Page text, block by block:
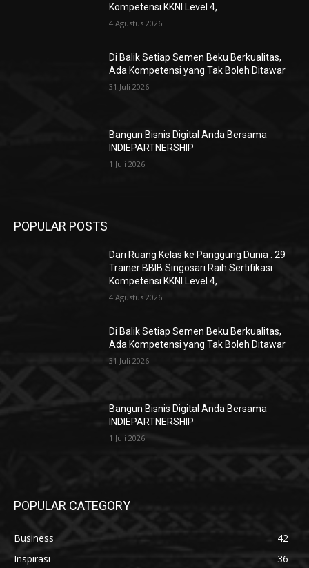
Kompetensi KKNI Level 4,
4 Agustus 2026
Di Balik Setiap Semen Beku Berkualitas,
Ada Kompetensi yang Tak Boleh Ditawar
31 Juli 2026
Bangun Bisnis Digital Anda Bersama
INDIEPARTNERSHIP
1 Juli 2026
POPULAR POSTS
Dari Ruang Kelas ke Panggung Dunia : 29
Trainer BBIB Singosari Raih Sertifikasi
Kompetensi KKNI Level 4,
4 Agustus 2026
Di Balik Setiap Semen Beku Berkualitas,
Ada Kompetensi yang Tak Boleh Ditawar
31 Juli 2026
Bangun Bisnis Digital Anda Bersama
INDIEPARTNERSHIP
1 Juli 2026
POPULAR CATEGORY
Business
42
Inspirasi
36